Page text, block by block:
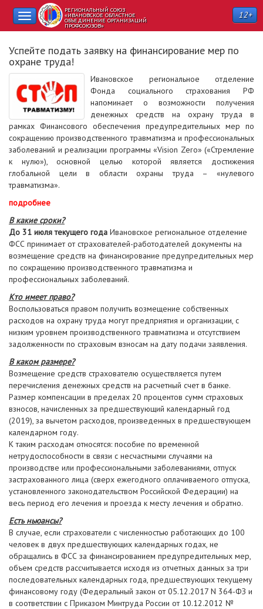
РЕГИОНАЛЬНЫЙ СОЮЗ
«ИВАНОВСКОЕ ОБЛАСТНОЕ
ОБЪЕДИНЕНИЕ ОРГАНИЗАЦИЙ
ПРОФСОЮЗОВ»
12+
Toggle
navigation
Успейте подать заявку на финансирование мер по
охране труда!
Ивановское региональное отделение
Фонда социального страхования РФ
напоминает о возможности получения
денежных средств на охрану труда в
рамках Финансового обеспечения предупредительных мер по
сокращению производственного травматизма и профессиональных
заболеваний и реализации программы «Vision Zero» («Стремление
к нулю»), основной целью которой является достижения
глобальной цели в области охраны труда – «нулевого
травматизма».
подробнее
В какие сроки?
До 31 июля текущего года Ивановское региональное отделение
ФСС принимает от страхователей-работодателей документы на
возмещение средств на финансирование предупредительных мер
по сокращению производственного травматизма и
профессиональных заболеваний.
Кто имеет право?
Воспользоваться правом получить возмещение собственных
расходов на охрану труда могут предприятия и организации, с
низким уровнем производственного травматизма и отсутствием
задолженности по страховым взносам на дату подачи заявления.
В каком размере?
Возмещение средств страхователю осуществляется путем
перечисления денежных средств на расчетный счет в банке.
Размер компенсации в пределах 20 процентов сумм страховых
взносов, начисленных за предшествующий календарный год
(2019), за вычетом расходов, произведенных в предшествующем
календарном году.
К таким расходам относятся: пособие по временной
нетрудоспособности в связи с несчастными случаями на
производстве или профессиональными заболеваниями, отпуск
застрахованного лица (сверх ежегодного оплачиваемого отпуска,
установленного законодательством Российской Федерации) на
весь период его лечения и проезда к месту лечения и обратно.
Есть ньюансы?
В случае, если страхователи с численностью работающих до 100
человек в двух предшествующих календарных годах, не
обращались в ФСС за финансированием предупредительных мер,
объем средств рассчитывается исходя из отчетных данных за три
последовательных календарных года, предшествующих текущему
финансовому году (Федеральный закон от 05.12.2017 N 364-ФЗ и
в соответствии с Приказом Минтруда России от 10.12.2012 №